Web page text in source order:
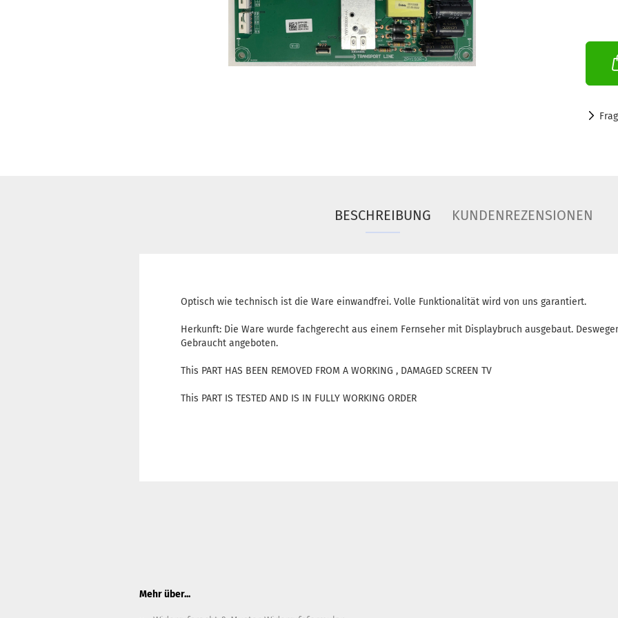
BESCHREIBUNG KUNDENREZENSIONEN
Optisch wie technisch ist die Ware einwandfrei. Volle Funktionalität wird von uns garantiert.
Herkunft: Die Ware wurde fachgerecht aus einem Fernseher mit Displaybruch ausgebaut.
Gebraucht angeboten.
This PART HAS BEEN REMOVED FROM A WORKING , DAMAGED SCREEN TV
This PART IS TESTED AND IS IN FULLY WORKING ORDER
Mehr über...